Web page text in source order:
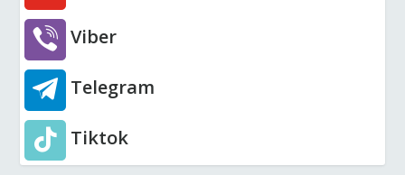
Viber
Telegram
Tiktok